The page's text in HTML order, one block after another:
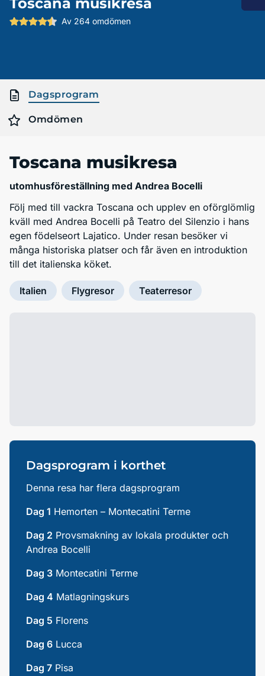
Av 264 omdömen
Dagsprogram
Omdömen
Toscana musikresa
utomhusföreställning med Andrea Bocelli
Följ med till vackra Toscana och upplev en oförglömlig
kväll med Andrea Bocelli på Teatro del Silenzio i hans
egen födelseort Lajatico. Under resan besöker vi
många historiska platser och får även en introduktion
till det italienska köket.
Italien Flygresor Teaterresor
Dagsprogram i korthet
Denna resa har flera dagsprogram
Dag 1 Hemorten – Montecatini Terme
Dag 2 Provsmakning av lokala produkter och
Andrea Bocelli
Dag 3 Montecatini Terme
Dag 4 Matlagningskurs
Dag 5 Florens
Dag 6 Lucca
Dag 7 Pisa